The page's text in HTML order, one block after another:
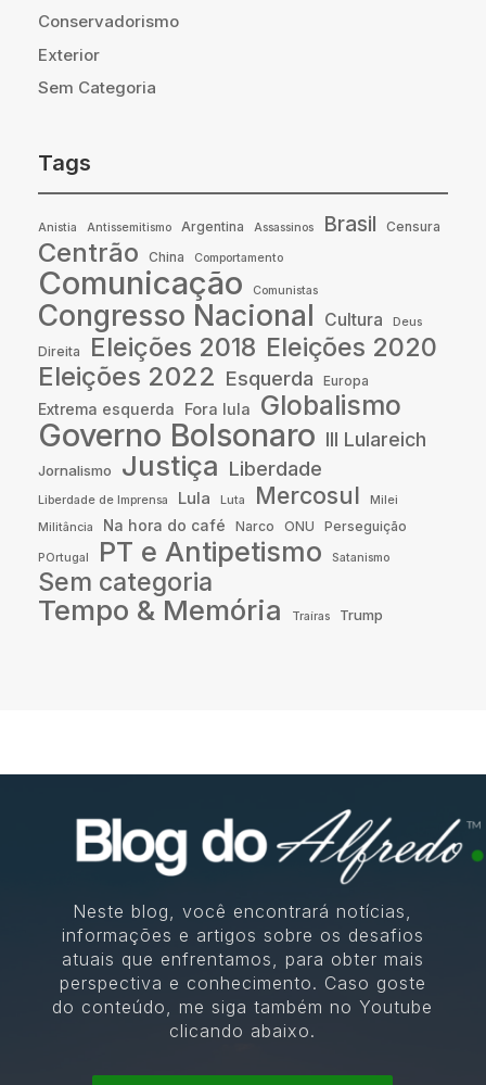
Conservadorismo
Exterior
Sem Categoria
Tags
Anistia Antissemitismo Argentina Assassinos Brasil Censura
Centrão China Comportamento
Comunicação Comunistas
Congresso Nacional Cultura Deus
Direita Eleições 2018 Eleições 2020
Eleições 2022 Esquerda Europa
Extrema esquerda Fora lula Globalismo
Governo Bolsonaro III Lulareich
Jornalismo Justiça Liberdade
Liberdade de Imprensa Lula Luta Mercosul
Milei
Militância
Na hora do café Narco ONU Perseguição
POrtugal PT e Antipetismo Satanismo
Sem categoria
Tempo & Memória Traíras Trump
Neste blog, você encontrará notícias,
informações e artigos sobre os desafios
atuais que enfrentamos, para obter mais
perspectiva e conhecimento. Caso goste
do conteúdo, me siga também no Youtube
clicando abaixo.